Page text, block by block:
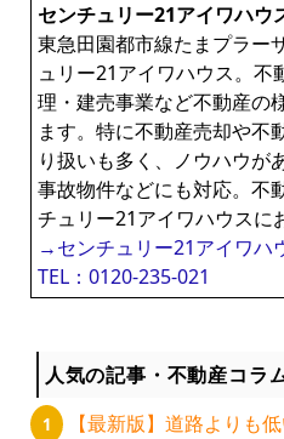
センチュリー21アイワハウ
東急田園都市線たまプラー
ュリー21アイワハウス。不
理・建売事業など不動産の
ます。特に不動産売却や不
り扱いも多く、ノウハウが
事故物件などにも対応。不
チュリー21アイワハウスに
→センチュリー21アイワハ
TEL：0120-235-021
人気の記事・不動産コラ
【最新版】道路よりも